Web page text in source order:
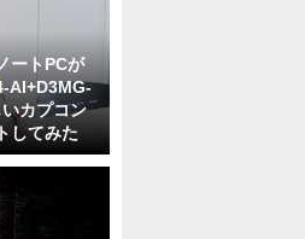
ートPCが
AI+D3MG-
カプコン
してみた